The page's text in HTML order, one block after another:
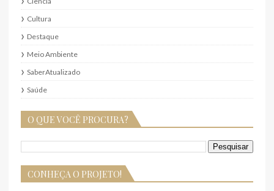
Cultura
Destaque
Meio Ambiente
SaberAtualizado
Saúde
O QUE VOCÊ PROCURA?
CONHEÇA O PROJETO!